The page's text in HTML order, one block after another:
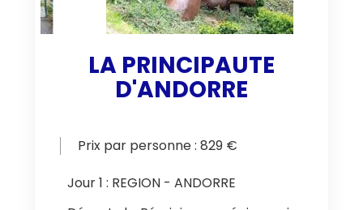
LA PRINCIPAUTE
D'ANDORRE
Prix par personne : 829 €
Jour 1 : REGION - ANDORRE